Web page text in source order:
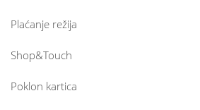
Plaćanje režija
Shop&Touch
Poklon kartica